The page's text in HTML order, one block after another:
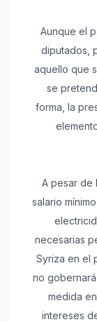
Aunque el
diputados,
aquello que
se
forma, la
A pesar de
salario
necesarias
Syriza en el
no
medida
intereses